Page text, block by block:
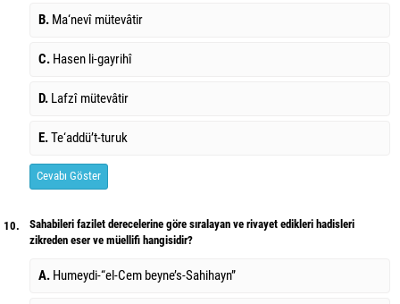
B. Ma‘nevî mütevâtir
C. Hasen li-gayrihî
D. Lafzî mütevâtir
E.Te‘addü’t-turuk
Cevabı Göster
10.
Sahabileri fazilet derecelerine göre sıralayan ve rivayet edikleri hadisleri
zikreden eser ve müellifi hangisidir?
A. Humeydi-“el-Cem beyne’s-Sahihayn”